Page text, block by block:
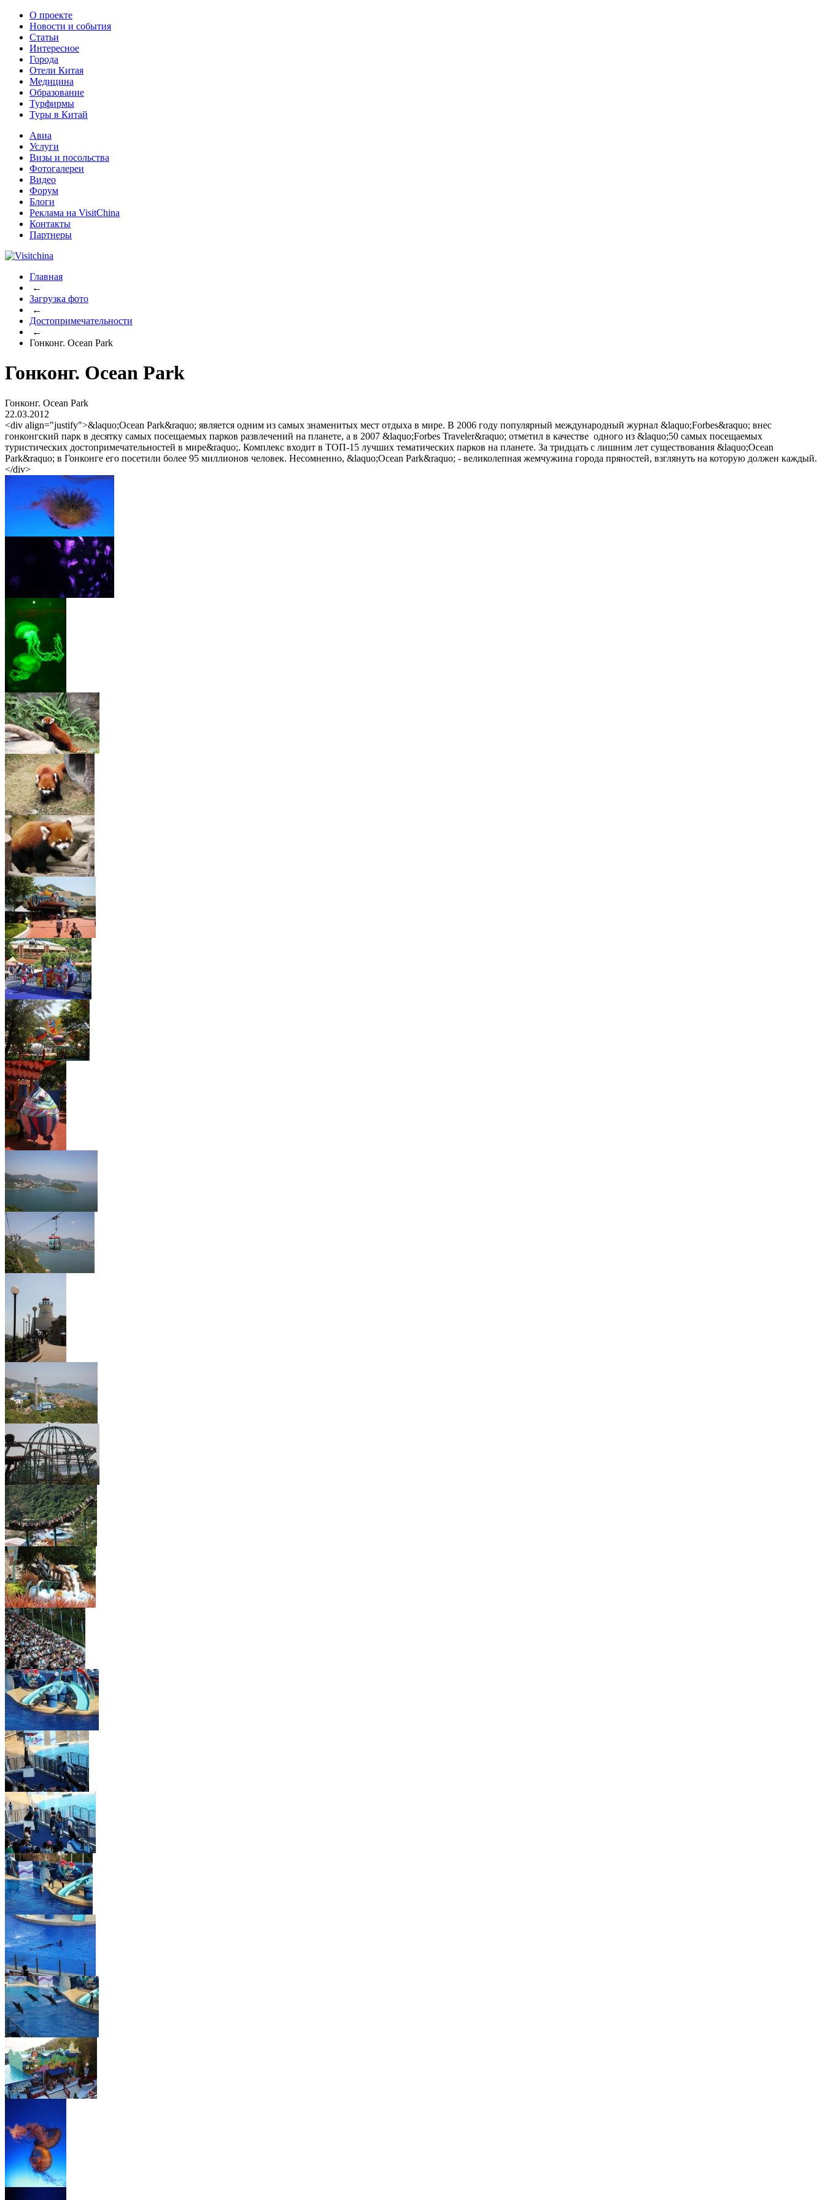
О проекте
Новости и события
Статьи
Интересное
Города
Отели Китая
Медицина
Образование
Турфирмы
Туры в Китай
Авиа
Услуги
Визы и посольства
Фотогалереи
Видео
Форум
Блоги
Реклама на VisitChina
Контакты
Партнеры
Главная
←
Загрузка фото
←
Достопримечательности
←
Гонконг. Ocean Park
Гонконг. Ocean Park
Гонконг. Ocean Park
22.03.2012
<div align="justify">&laquo;Ocean Park&raquo; является одним из самых знаменитых мест отдыха в мире. В 2006 году популярный международный журнал &laquo;Forbes&raquo; внес
гонконгский парк в десятку самых посещаемых парков развлечений на планете, а в 2007 &laquo;Forbes Traveler&raquo; отметил в качестве одного из &laquo;50 самых посещаемых
туристических достопримечательностей в мире&raquo;. Комплекс входит в ТОП-15 лучших тематических парков на планете. За тридцать с лишним лет существования &laquo;Ocean
Park&raquo; в Гонконге его посетили более 95 миллионов человек. Несомненно, &laquo;Ocean Park&raquo; - великолепная жемчужина города пряностей, взглянуть на которую должен каждый.
</div>